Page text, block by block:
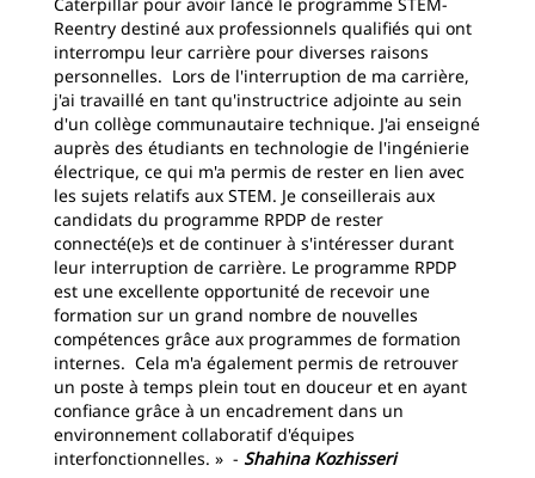
Reentry destiné aux professionnels qualifiés qui ont
interrompu leur carrière pour diverses raisons
personnelles. Lors de l'interruption de ma carrière,
j'ai travaillé en tant qu'instructrice adjointe au sein
d'un collège communautaire technique. J'ai enseigné
auprès des étudiants en technologie de l'ingénierie
électrique, ce qui m'a permis de rester en lien avec
les sujets relatifs aux STEM. Je conseillerais aux
candidats du programme RPDP de rester
connecté(e)s et de continuer à s'intéresser durant
leur interruption de carrière. Le programme RPDP
est une excellente opportunité de recevoir une
formation sur un grand nombre de nouvelles
compétences grâce aux programmes de formation
internes. Cela m'a également permis de retrouver
un poste à temps plein tout en douceur et en ayant
confiance grâce à un encadrement dans un
environnement collaboratif d'équipes
interfonctionnelles. » - Shahina Kozhisseri